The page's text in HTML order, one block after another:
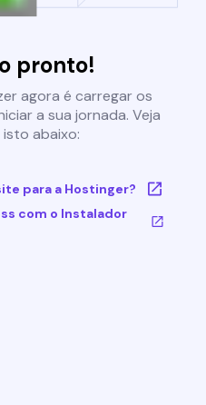
pronto!
agora é carregar os
a sua jornada. Veja
abaixo:
para a Hostinger?
com o Instalador